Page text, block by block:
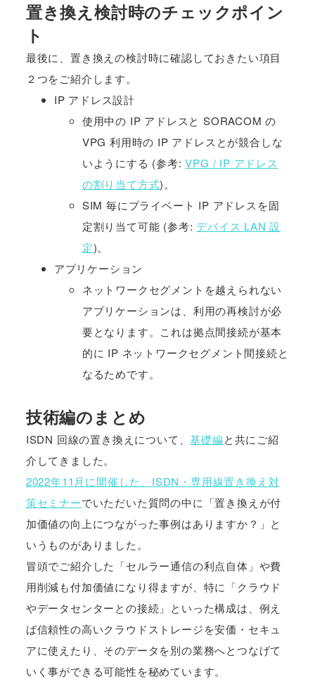
置き換え検討時のチェックポイン
ト
最後に、置き換えの検討時に確認しておきたい項目
２つをご紹介します。
IP アドレス設計
使用中の IP アドレスと SORACOM の
VPG 利用時の IP アドレスとが競合しな
いようにする (参考:VPG / IP アドレス
の割り当て方式)。
SIM 毎にプライベート IP アドレスを固
定割り当て可能 (参考: デバイス LAN 設
定)。
アプリケーション
ネットワークセグメントを越えられない
アプリケーションは、利用の再検討が必
要となります。これは拠点間接続が基本
的に IP ネットワークセグメント間接続と
なるためです。
技術編のまとめ
ISDN 回線の置き換えについて、基礎編と共にご紹
介してきました。
2022年11月に開催した、ISDN・専用線置き換え対
策セミナーでいただいた質問の中に「置き換えが付
加価値の向上につながった事例はありますか？」と
いうものがありました。
冒頭でご紹介した「セルラー通信の利点自体」や費
用削減も付加価値になり得ますが、特に「クラウド
やデータセンターとの接続」といった構成は、例え
ば信頼性の高いクラウドストレージを安価・セキュ
アに使えたり、そのデータを別の業務へとつなげて
いく事ができる可能性を秘めています。